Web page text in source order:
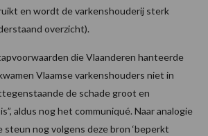
en wordt de varkenshouderij sterk
overzicht).
die Vlaanderen hanteerde
Vlaamse varkenshouders niet in
de schade groot en
aldus nog het communiqué. Naar analogie
steun nog volgens deze bron ‘beperkt